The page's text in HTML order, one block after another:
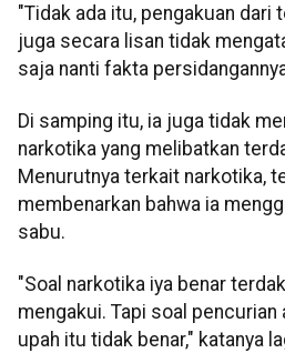
"Tidak ada itu, pengakuan dari
juga secara lisan tidak
saja nanti fakta
Di samping itu, ia juga tidak
narkotika yang melibatkan
Menurutnya terkait narkotika,
membenarkan bahwa ia
sabu.
"Soal narkotika iya benar
mengakui. Tapi soal pencurian
upah itu tidak benar," katanya